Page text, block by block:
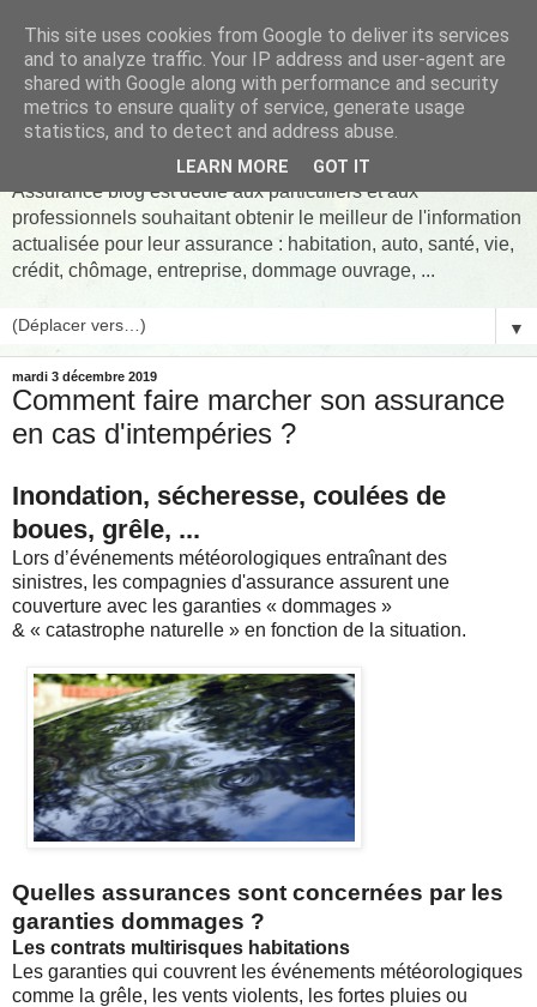
Assurance pret Blog
Assurance blog est dédié aux particuliers et aux
professionnels souhaitant obtenir le meilleur de l'information
actualisée pour leur assurance : habitation, auto, santé, vie,
crédit, chômage, entreprise, dommage ouvrage, ...
▼
mardi 3 décembre 2019
Comment faire marcher son assurance
en cas d'intempéries ?
Inondation, sécheresse, coulées de
boues, grêle, ...
Lors d’événements météorologiques entraînant des
sinistres, les compagnies d'assurance assurent une
couverture avec les garanties « dommages »
& « catastrophe naturelle » en fonction de la situation.
Quelles assurances sont concernées par les
garanties dommages ?
Les contrats multirisques habitations
Les garanties qui couvrent les événements météorologiques
comme la grêle, les vents violents, les fortes pluies ou
This site uses cookies from Google to deliver its services
and to analyze traffic. Your IP address and user-agent are
shared with Google along with performance and security
metrics to ensure quality of service, generate usage
statistics, and to detect and address abuse.
LEARN MORE GOT IT